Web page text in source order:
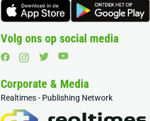
Volg ons op social media
Corporate & Media
Realtimes - Publishing Network